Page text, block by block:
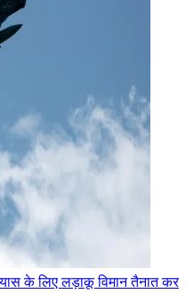
के लिए लड़ाकू विमान तैनात कर